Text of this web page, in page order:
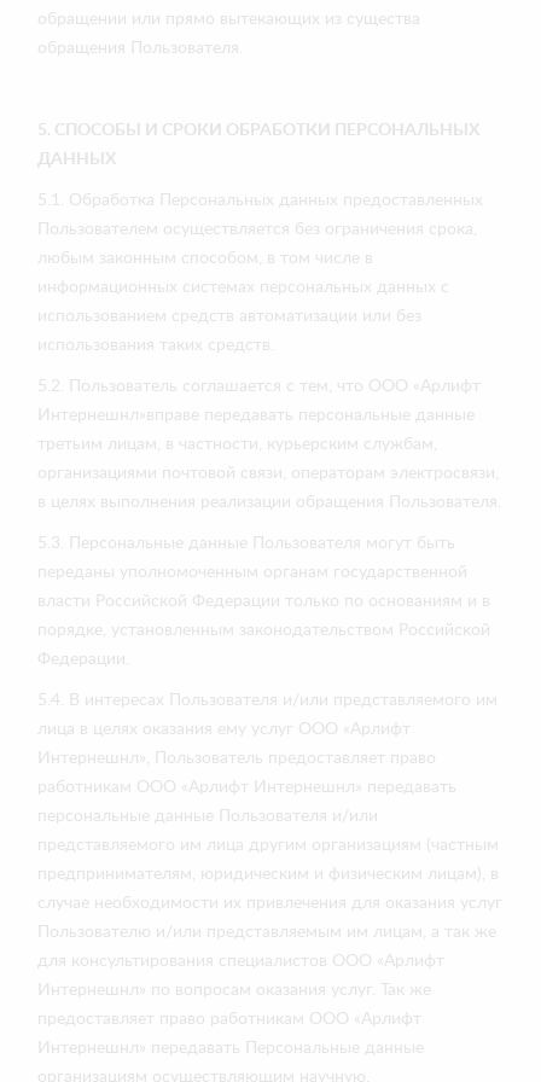
обращении или прямо вытекающих из существа
обращения Пользователя.
5. СПОСОБЫ И СРОКИ ОБРАБОТКИ ПЕРСОНАЛЬНЫХ
ДАННЫХ
5.1. Обработка Персональных данных предоставленных
Пользователем осуществляется без ограничения срока,
любым законным способом, в том числе в
информационных системах персональных данных с
использованием средств автоматизации или без
использования таких средств.
5.2. Пользователь соглашается с тем, что ООО «Арлифт
Интернешнл»вправе передавать персональные данные
третьим лицам, в частности, курьерским службам,
организациями почтовой связи, операторам электросвязи,
в целях выполнения реализации обращения Пользователя.
5.3. Персональные данные Пользователя могут быть
переданы уполномоченным органам государственной
власти Российской Федерации только по основаниям и в
порядке, установленным законодательством Российской
Федерации.
5.4. В интересах Пользователя и/или представляемого им
лица в целях оказания ему услуг ООО «Арлифт
Интернешнл», Пользователь предоставляет право
работникам ООО «Арлифт Интернешнл» передавать
персональные данные Пользователя и/или
представляемого им лица другим организациям (частным
предпринимателям, юридическим и физическим лицам), в
случае необходимости их привлечения для оказания услуг
Пользователю и/или представляемым им лицам, а так же
для консультирования специалистов ООО «Арлифт
Интернешнл» по вопросам оказания услуг. Так же
предоставляет право работникам ООО «Арлифт
Интернешнл» передавать Персональные данные
организациям осуществляющим научную,